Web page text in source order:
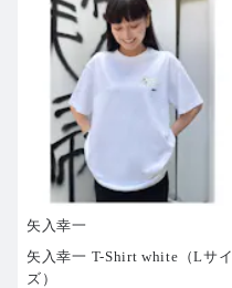
矢入幸一
矢入幸一 T-Shirt white（Lサイ
ズ）